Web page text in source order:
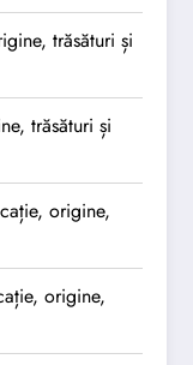
trăsături și
trăsături și
origine,
origine,